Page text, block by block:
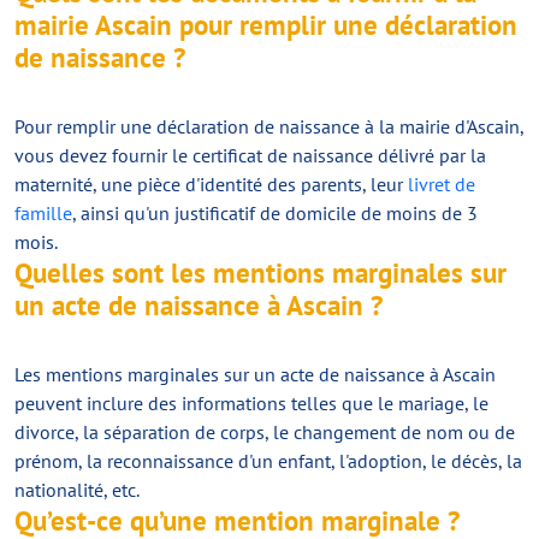
mairie Ascain pour remplir une déclaration
de naissance ?
Pour remplir une déclaration de naissance à la mairie d'Ascain,
vous devez fournir le certificat de naissance délivré par la
maternité, une pièce d'identité des parents, leurlivret de
famille, ainsi qu'un justificatif de domicile de moins de 3
mois.
Quelles sont les mentions marginales sur
un acte de naissance à Ascain ?
Les mentions marginales sur un acte de naissance à Ascain
peuvent inclure des informations telles que le mariage, le
divorce, la séparation de corps, le changement de nom ou de
prénom, la reconnaissance d'un enfant, l'adoption, le décès, la
nationalité, etc.
Qu’est-ce qu’une mention marginale ?